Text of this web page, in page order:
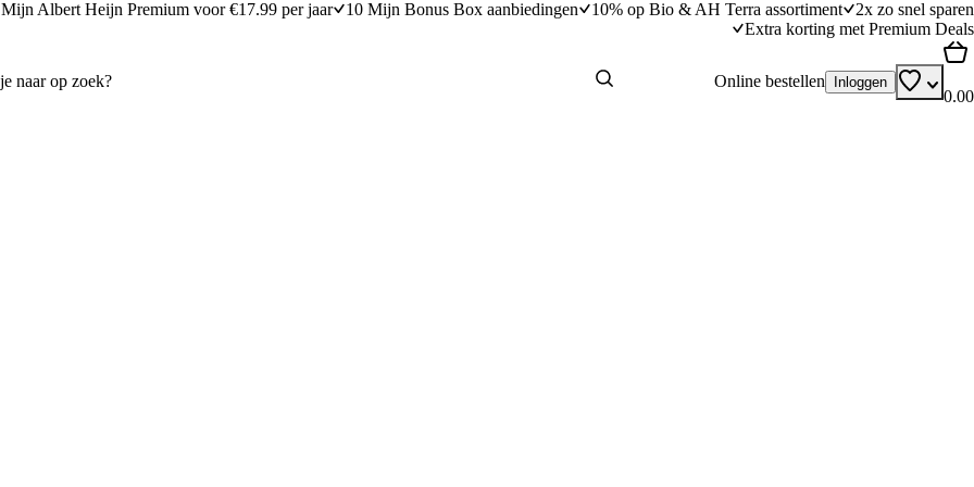
Mijn Albert Heijn Premium voor €17.99 per jaar 10 Mijn Bonus Box aanbiedingen 10% op Bio & AH Terra assortiment
2x zo snel sparen
Extra korting met Premium Deals
Online bestellen Inloggen
0.00